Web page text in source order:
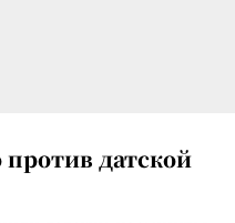
против датской